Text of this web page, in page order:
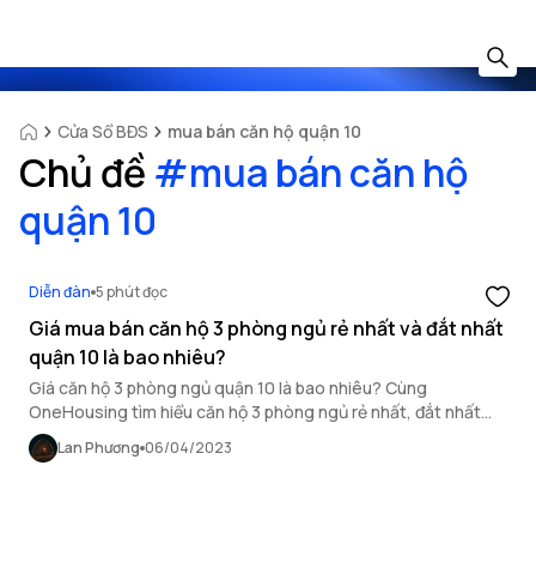
Cửa Sổ BĐS mua bán căn hộ quận 10
Chủ đề #mua bán căn hộ
quận 10
Diễn đàn 5 phút đọc
Giá mua bán căn hộ 3 phòng ngủ rẻ nhất và đắt nhất
quận 10 là bao nhiêu?
Giá căn hộ 3 phòng ngủ quận 10 là bao nhiêu? Cùng
OneHousing tìm hiểu căn hộ 3 phòng ngủ rẻ nhất, đắt nhất
quận 10 qua bài viết này.
Lan Phương 06/04/2023